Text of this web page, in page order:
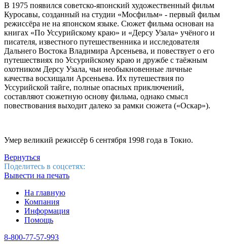
В 1975 появился советско-японский художественный фильм
Куросавы, созданный на студии «Мосфильм» - первый фильм
режиссёра не на японском языке. Сюжет фильма основан на
книгах «По Уссурийскому краю» и «Дерсу Узала» учёного и
писателя, известного путешественника и исследователя
Дальнего Востока Владимира Арсеньева, и повествует о его
путешествиях по Уссурийскому краю и дружбе с таёжным
охотником Дерсу Узала, чьи необыкновенные личные
качества восхищали Арсеньева. Их путешествия по
Уссурийской тайге, полные опасных приключений,
составляют сюжетную основу фильма, однако смысл
повествования выходит далеко за рамки сюжета («Оскар»).
Умер великий режиссёр 6 сентября 1998 года в Токио.
Вернуться
Поделитесь в соцсетях:
Вывести на печать
На главную
Компания
Информация
Помощь
8-800-77-57-993